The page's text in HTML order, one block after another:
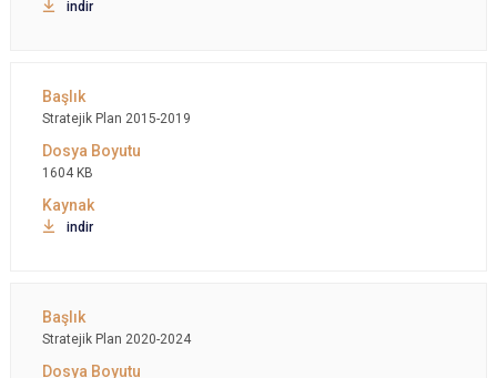
indir
Stratejik Plan 2015-2019
1604 KB
indir
Stratejik Plan 2020-2024